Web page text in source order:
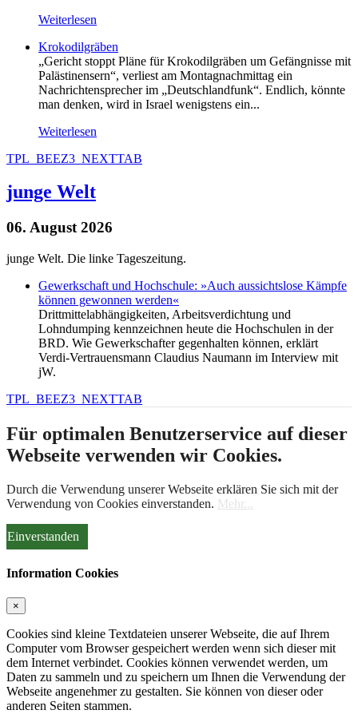
Weiterlesen
Krokodilgräben
„Gericht stoppt Pläne für Krokodilgräben um Gefängnisse mit
Palästinensern“, verliest am Montagnachmittag ein
Nachrichtensprecher im „Deutschlandfunk“. Endlich, könnte
man denken, wird in Israel wenigstens ein...
Weiterlesen
TPL_BEEZ3_NEXTTAB
junge Welt
06. August 2026
junge Welt. Die linke Tageszeitung.
Gewerkschaft und Hochschule: »Auch aussichtslose Kämpfe
können gewonnen werden«
Drittmittelabhängigkeiten, Arbeitsverdichtung und
Lohndumping kennzeichnen heute die Hochschulen in der
BRD. Wie Gewerkschafter gegenhalten können, erklärt
Verdi-Vertrauensmann Claudius Naumann im Interview mit
jW.
TPL_BEEZ3_NEXTTAB
Für optimalen Benutzerservice auf dieser
Webseite verwenden wir Cookies.
Durch die Verwendung unserer Webseite erklären Sie sich mit der
Verwendung von Cookies einverstanden. Mehr...
Einverstanden
Information Cookies
×
Cookies sind kleine Textdateien unserer Webseite, die auf Ihrem
Computer vom Browser gespeichert werden wenn sich dieser mit
dem Internet verbindet. Cookies können verwendet werden, um
Daten zu sammeln und zu speichern um Ihnen die Verwendung der
Webseite angenehmer zu gestalten. Sie können von dieser oder
anderen Seiten stammen.